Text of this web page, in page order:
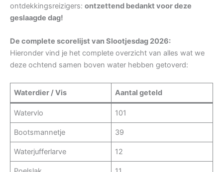
ontdekkingsreizigers: ontzettend bedankt voor deze
geslaagde dag!
De complete scorelijst van Slootjesdag 2026:
Hieronder vind je het complete overzicht van alles wat we
deze ochtend samen boven water hebben getoverd:
Waterdier / Vis Aantal geteld
Watervlo 101
Bootsmannetje 39
Waterjufferlarve 12